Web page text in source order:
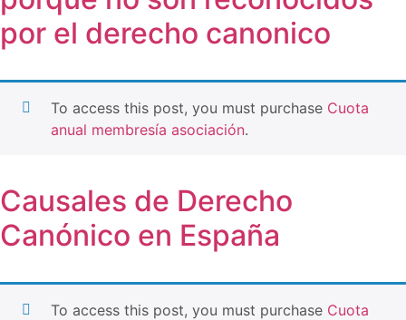
por el derecho canonico
To access this post, you must purchase Cuota
anual membresía asociación.
Causales de Derecho
Canónico en España
To access this post, you must purchase Cuota